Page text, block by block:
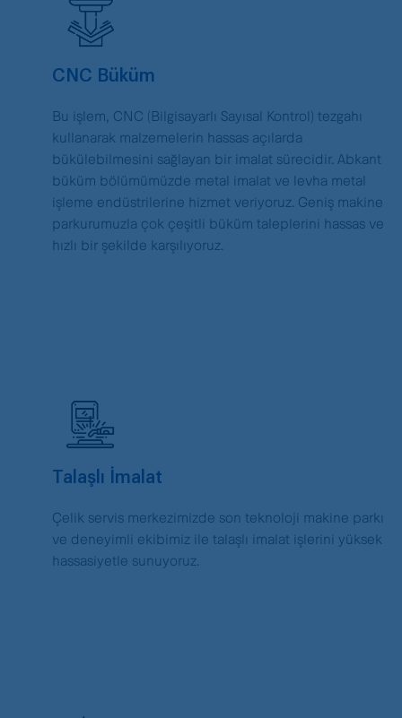
CNC Büküm
Bu işlem, CNC (Bilgisayarlı Sayısal Kontrol) tezgahı
kullanarak malzemelerin hassas açılarda
bükülebilmesini sağlayan bir imalat sürecidir. Abkant
büküm bölümümüzde metal imalat ve levha metal
işleme endüstrilerine hizmet veriyoruz. Geniş makine
parkurumuzla çok çeşitli büküm taleplerini hassas ve
hızlı bir şekilde karşılıyoruz.
Talaşlı İmalat
Çelik servis merkezimizde son teknoloji makine parkı
ve deneyimli ekibimiz ile talaşlı imalat işlerini yüksek
hassasiyetle sunuyoruz.